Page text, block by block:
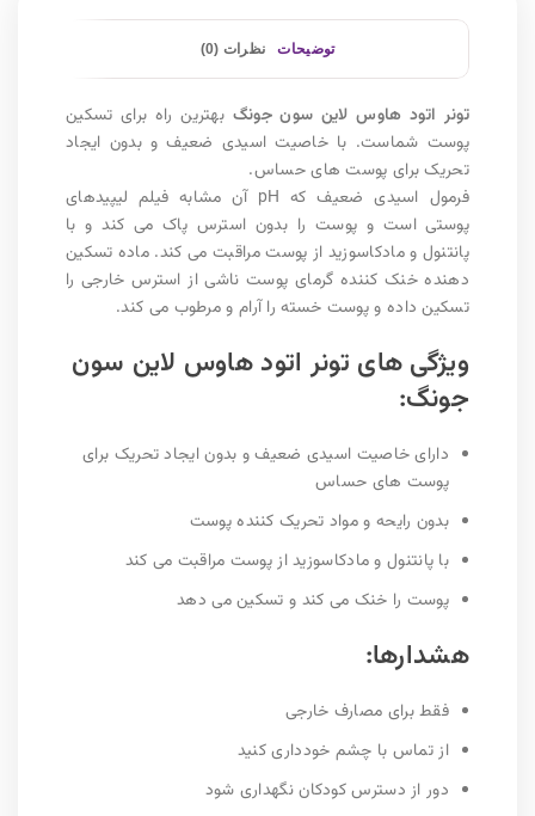
توضیحات نظرات (0)
تونر اتود هاوس لاین سون جونگ بهترین راه برای تسکین
پوست شماست. با خاصیت اسیدی ضعیف و بدون ایجاد
تحریک برای پوست های حساس.
فرمول اسیدی ضعیف که pH آن مشابه فیلم لیپیدهای
پوستی است و پوست را بدون استرس پاک می کند و با
پانتنول و مادکاسوزید از پوست مراقبت می کند. ماده تسکین
دهنده خنک کننده گرمای پوست ناشی از استرس خارجی را
تسکین داده و پوست خسته را آرام و مرطوب می کند.
ویژگی های تونر اتود هاوس لاین سون
جونگ:
دارای خاصیت اسیدی ضعیف و بدون ایجاد تحریک برای
پوست های حساس
بدون رایحه و مواد تحریک کننده پوست
با پانتنول و مادکاسوزید از پوست مراقبت می کند
پوست را خنک می کند و تسکین می دهد
هشدارها:
فقط برای مصارف خارجی
از تماس با چشم خودداری کنید
دور از دسترس کودکان نگهداری شود